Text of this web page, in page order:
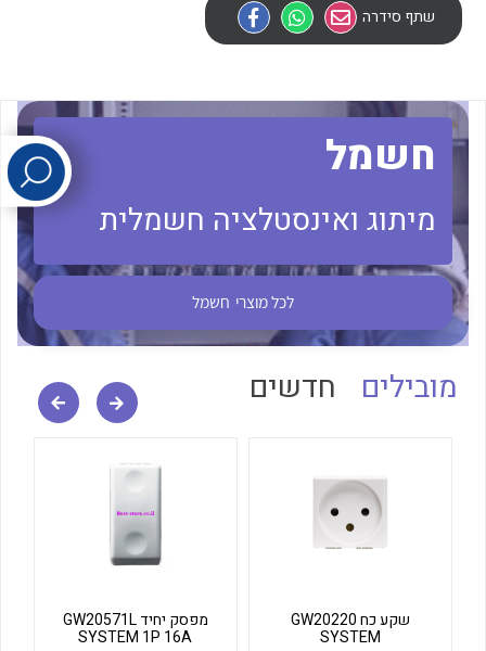
לכל מוצרי היצרן לכל מוצרי היצרן
לכל מוצרי היצרן
שתף סידרה
חשמל
מיתוג ואינסטלציה חשמלית
לכל מוצרי חשמל
מובילים חדשים
שקע כח GW20220
SYSTEM
מפסק יחיד GW20571L
SYSTEM 1P 16A